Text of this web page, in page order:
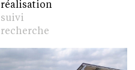
réalisation
suivi
recherche